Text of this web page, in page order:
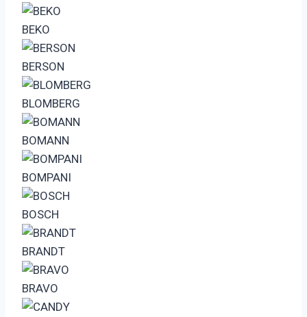
BEKO
BERSON
BLOMBERG
BOMANN
BOMPANI
BOSCH
BRANDT
BRAVO